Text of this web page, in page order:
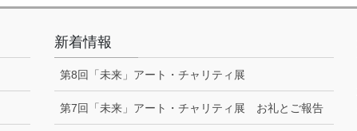
新着情報
第8回「未来」アート・チャリティ展
第7回「未来」アート・チャリティ展 お礼とご報告